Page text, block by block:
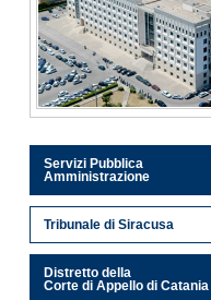
Servizi Pubblica
Amministrazione
Tribunale di Siracusa
Distretto della
Corte di Appello di Catania